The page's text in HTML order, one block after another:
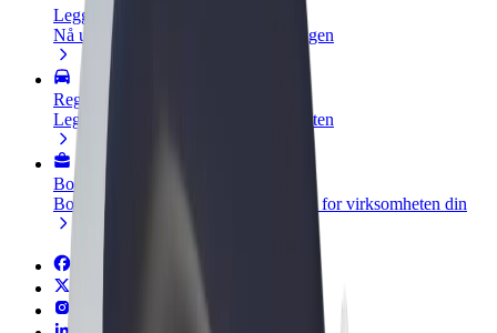
Legg til en restaurant eller butikk
Nå ut til flere kunder og øk inntjeningen
Registrer deg som flåteeier
Legg til flåten din i Bolt og øk inntekten
Bolt for Business
Bolt-produkter og tjenester oppskalert for virksomheten din